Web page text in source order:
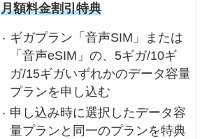
月額料金割引特典
ギガプラン「音声SIM」または
「音声eSIM」の、5ギガ/10ギ
ガ/15ギガいずれかのデータ容量
プランを申し込む
申し込み時に選択したデータ容
量プランと同一のプランを特典